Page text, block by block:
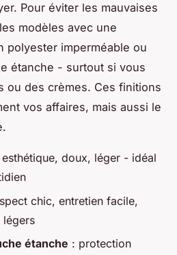
Pour éviter les mauvaises
modèles avec une
polyester imperméable ou
étanche - surtout si vous
ou des crèmes. Ces finitions
vos affaires, mais aussi le
esthétique, doux, léger - idéal
chic, entretien facile,
légers
étanche : protection